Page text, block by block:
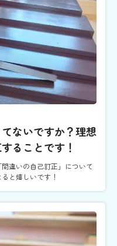
ないですか？理想
ることです！
違いの自己訂正」について
と嬉しいです！